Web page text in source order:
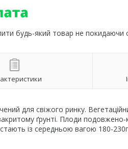
будь-який товар не покидаючи
для свіжого ринку.
ґрунті. Плоди
із середньою вагою 180-